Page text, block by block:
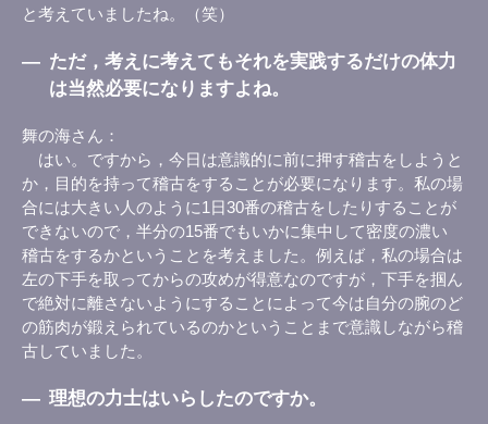
と考えていましたね。（笑）
― ただ，考えに考えてもそれを実践するだけの体力
は当然必要になりますよね。
舞の海さん
はい。ですから，今日は意識的に前に押す稽古をしようと
か，目的を持って稽古をすることが必要になります。私の場
合には大きい人のように1日30番の稽古をしたりすることが
できないので，半分の15番でもいかに集中して密度の濃い
稽古をするかということを考えました。例えば，私の場合は
左の下手を取ってからの攻めが得意なのですが，下手を掴ん
で絶対に離さないようにすることによって今は自分の腕のど
の筋肉が鍛えられているのかということまで意識しながら稽
古していました。
― 理想の力士はいらしたのですか。